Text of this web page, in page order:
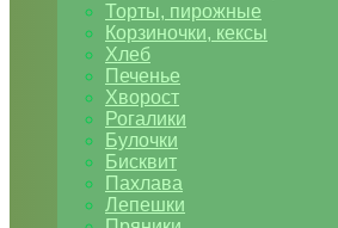
Торты, пирожные
Корзиночки, кексы
Хлеб
Печенье
Хворост
Рогалики
Булочки
Бисквит
Пахлава
Лепешки